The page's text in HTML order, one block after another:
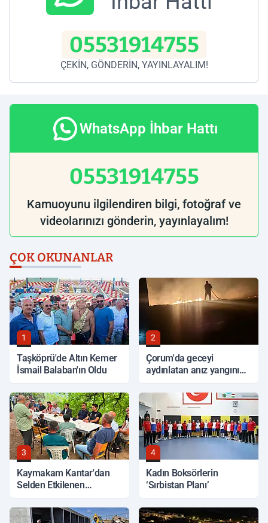
05531914755
ÇEKİN, GÖNDERİN, YAYINLAYALIM!
WhatsApp İhbar Hattı
05531914755
Kamuoyunu ilgilendiren bilgi, fotoğraf ve
videolarınızı gönderin, yayınlayalım!
ÇOK OKUNANLAR
1
Taşköprü'de Altın Kemer
İsmail Balaban'ın Oldu
2
Çorum'da geceyi
aydınlatan anız yangını
3
Kaymakam Kantar'dan
Selden Etkilenen
4
Kadın Boksörlerin
‘Sırbistan Planı’